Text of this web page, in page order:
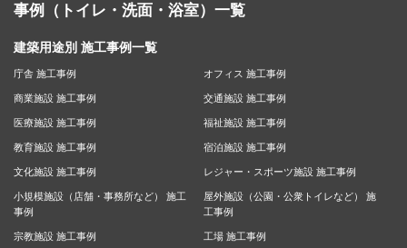
事例（トイレ・洗面・浴室）一覧
建築用途別 施工事例一覧
庁舎 施工事例 オフィス 施工事例
商業施設 施工事例 交通施設 施工事例
医療施設 施工事例 福祉施設 施工事例
教育施設 施工事例 宿泊施設 施工事例
文化施設 施工事例 レジャー・スポーツ施設 施工事例
小規模施設（店舗・事務所など） 施工
事例
屋外施設（公園・公衆トイレなど） 施
工事例
宗教施設 施工事例 工場 施工事例